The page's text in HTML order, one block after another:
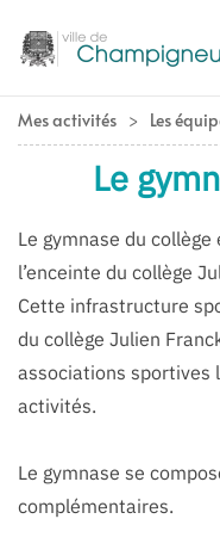
Accéder au
Mes activités Les
Le
Le gymnase du
l’enceinte du collège
Cette infrastructure
du collège Julien
associations sportives
activités.
Le gymnase se
complémentaires.